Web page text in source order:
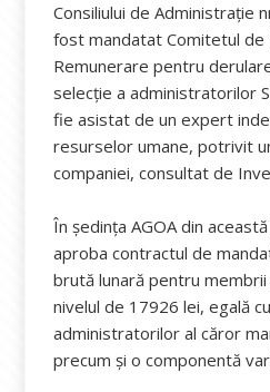
Consiliului de Administrație
fost mandatat Comitetul de
Remunerare pentru
selecție a administratorilor
fie asistat de un expert
resurselor umane, potrivit
companiei, consultat de
În ședința AGOA din
aproba contractul de
brută lunară pentru membrii
nivelul de 17926 lei, egală
administratorilor al căror
precum și o componentă